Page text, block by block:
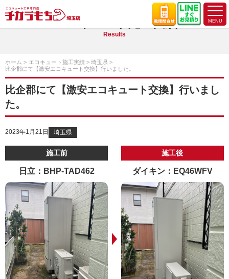
エコキュート施工実績
Results
ホーム エコキュート施工実績
埼玉県
比企郡にて【激安エコキュート交換】行いました。
比企郡にて【激安エコキュート交換】行いまし
た。
2023年1月21日 埼玉県
施工前
日立：BHP-TAD462
施工後
ダイキン：EQ46WFV